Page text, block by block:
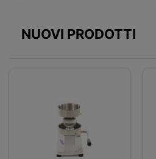
NUOVI PRODOTTI